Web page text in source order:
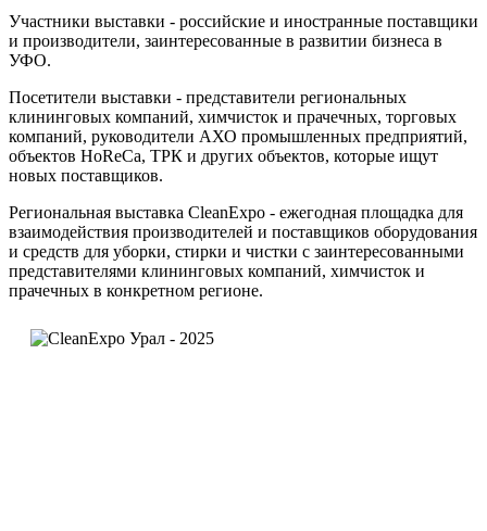
Участники выставки - российские и иностранные поставщики
и производители, заинтересованные в развитии бизнеса в
УФО.
Посетители выставки - представители региональных
клининговых компаний, химчисток и прачечных, торговых
компаний, руководители АХО промышленных предприятий,
объектов HoReCa, ТРК и других объектов, которые ищут
новых поставщиков.
Региональная выставка CleanExpo - ежегодная площадка для
взаимодействия производителей и поставщиков оборудования
и средств для уборки, стирки и чистки с заинтересованными
представителями клининговых компаний, химчисток и
прачечных в конкретном регионе.